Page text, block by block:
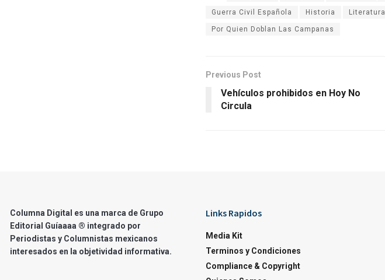
Guerra Civil Española Historia Literatura
Por Quien Doblan Las Campanas
Previous Post
Vehículos prohibidos en Hoy No
Circula
Columna Digital es una marca de Grupo
Editorial Guíaaaa ® integrado por
Periodistas y Columnistas mexicanos
interesados en la objetividad informativa.
Links Rapidos
Media Kit
Terminos y Condiciones
Compliance & Copyright